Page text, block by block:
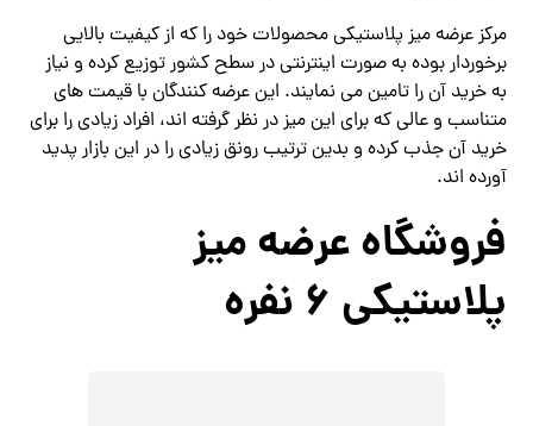
مرکز عرضه میز پلاستیکی محصولات خود را که از کیفیت بالایی
برخوردار بوده به صورت اینترنتی در سطح کشور توزیع کرده و نیاز
به خرید آن را تامین می نمایند. این عرضه کنندگان با قیمت های
متناسب و عالی که برای این میز در نظر گرفته اند، افراد زیادی را برای
خرید آن جذب کرده و بدین ترتیب رونق زیادی را در این بازار پدید
آورده اند.
فروشگاه عرضه میز
پلاستیکی 6 نفره